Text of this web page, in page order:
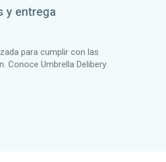
y entrega
para cumplir con las
Conoce Umbrella Delibery